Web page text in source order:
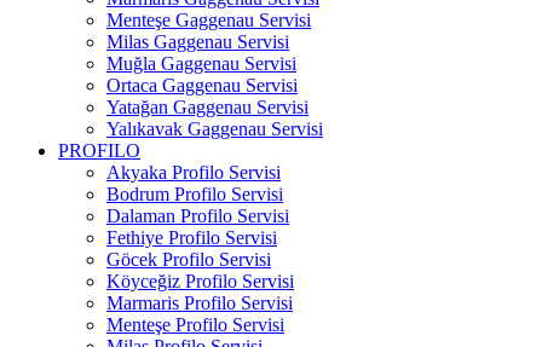
Menteşe Gaggenau Servisi
Milas Gaggenau Servisi
Muğla Gaggenau Servisi
Ortaca Gaggenau Servisi
Yatağan Gaggenau Servisi
Yalıkavak Gaggenau Servisi
PROFILO
Akyaka Profilo Servisi
Bodrum Profilo Servisi
Dalaman Profilo Servisi
Fethiye Profilo Servisi
Göcek Profilo Servisi
Köyceğiz Profilo Servisi
Marmaris Profilo Servisi
Menteşe Profilo Servisi